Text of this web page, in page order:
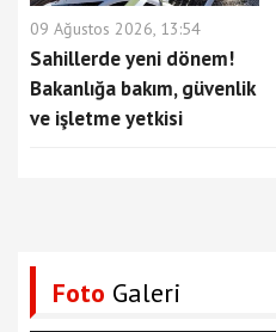
09 Ağustos 2026, 13:54
Sahillerde yeni dönem!
Bakanlığa bakım, güvenlik
ve işletme yetkisi
Foto Galeri